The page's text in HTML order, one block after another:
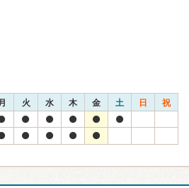
火 水 木 金 土 日 祝